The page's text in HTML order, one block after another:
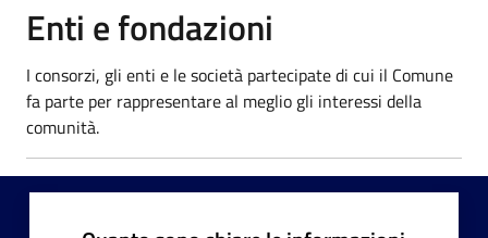
Enti e fondazioni
I consorzi, gli enti e le società partecipate di cui il Comune
fa parte per rappresentare al meglio gli interessi della
comunità.